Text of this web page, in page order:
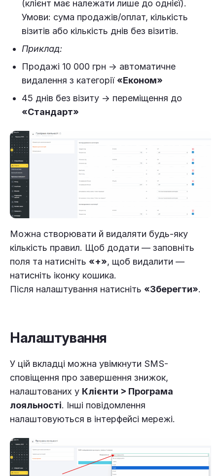
(клієнт має належати лише до однієї).
Умови: сума продажів/оплат, кількість
візитів або кількість днів без візитів.
Приклад:
Продажі 10 000 грн → автоматичне
видалення з категорії «Економ»
45 днів без візиту → переміщення до
«Стандарт»
Можна створювати й видаляти будь-яку
кількість правил. Щоб додати — заповніть
поля та натисніть «+», щоб видалити —
натисніть іконку кошика.
Після налаштування натисніть «Зберегти».
Налаштування
У цій вкладці можна увімкнути SMS-
сповіщення про завершення знижок,
налаштованих у Клієнти > Програма
лояльності. Інші повідомлення
налаштовуються в інтерфейсі мережі.